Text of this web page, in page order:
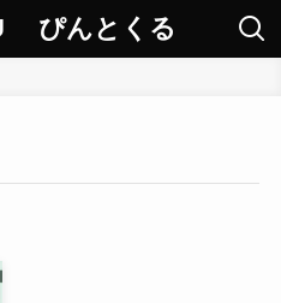
ぴんとくる